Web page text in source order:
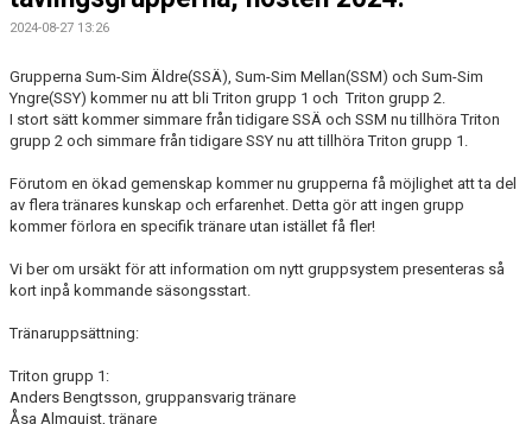
2024-08-27 13:26
Grupperna Sum-Sim Äldre(SSÄ), Sum-Sim Mellan(SSM) och Sum-Sim
Yngre(SSY) kommer nu att bli Triton grupp 1 och Triton grupp 2.
I stort sätt kommer simmare från tidigare SSÄ och SSM nu tillhöra Triton
grupp 2 och simmare från tidigare SSY nu att tillhöra Triton grupp 1.
Förutom en ökad gemenskap kommer nu grupperna få möjlighet att ta del
av flera tränares kunskap och erfarenhet. Detta gör att ingen grupp
kommer förlora en specifik tränare utan istället få fler!
Vi ber om ursäkt för att information om nytt gruppsystem presenteras så
kort inpå kommande säsongsstart.
Tränaruppsättning:
Triton grupp 1:
Anders Bengtsson, gruppansvarig tränare
Åsa Almquist, tränare